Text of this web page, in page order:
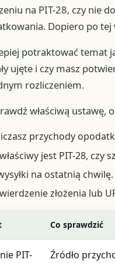
na PIT-28, czy nie
Dopiero po tej
potraktować temat
ujęte i czy masz
rozliczeniem.
właściwą
przychody
jest PIT-28,
na ostatnią chwilę.
złożenia lub
Co sprawdzić
PIT-
Źródło